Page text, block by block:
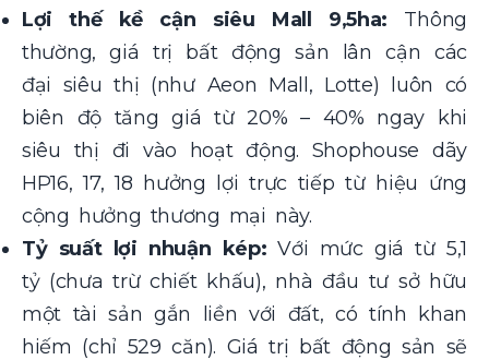
Lợi thế kề cận siêu Mall 9,5ha: Thông
thường, giá trị bất động sản lân cận các
đại siêu thị (như Aeon Mall, Lotte) luôn có
biên độ tăng giá từ 20% – 40% ngay khi
siêu thị đi vào hoạt động. Shophouse dãy
HP16, 17, 18 hưởng lợi trực tiếp từ hiệu ứng
cộng hưởng thương mại này.
Tỷ suất lợi nhuận kép: Với mức giá từ 5,1
tỷ (chưa trừ chiết khấu), nhà đầu tư sở hữu
một tài sản gắn liền với đất, có tính khan
hiếm (chỉ 529 căn). Giá trị bất động sản sẽ